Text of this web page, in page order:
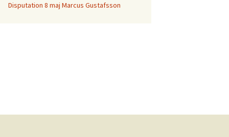
Disputation 8 maj Marcus Gustafsson